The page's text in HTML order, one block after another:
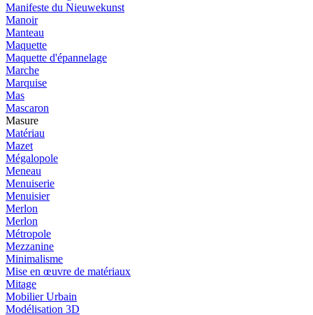
Manifeste du Nieuwekunst
Manoir
Manteau
Maquette
Maquette d'épannelage
Marche
Marquise
Mas
Mascaron
Masure
Matériau
Mazet
Mégalopole
Meneau
Menuiserie
Menuisier
Merlon
Merlon
Métropole
Mezzanine
Minimalisme
Mise en œuvre de matériaux
Mitage
Mobilier Urbain
Modélisation 3D